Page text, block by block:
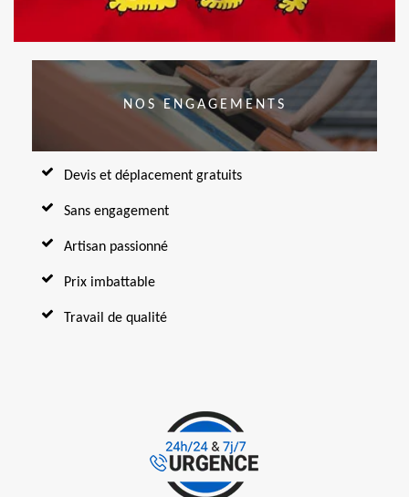
NOS ENGAGEMENTS
Devis et déplacement gratuits
Sans engagement
Artisan passionné
Prix imbattable
Travail de qualité